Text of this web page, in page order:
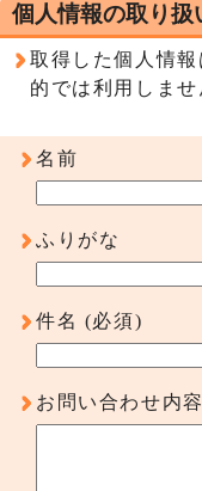
個人情報の取り扱
取得した個人情
的では利用しませ
名前
ふりがな
件名 (必須)
お問い合わせ内容